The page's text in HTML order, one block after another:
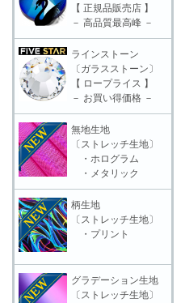
【 正規品販売店 】
－ 高品質最高峰 －
ラインストーン
〔ガラスストーン〕
【 ロープライス 】
－ お買い得価格 －
無地生地
〔ストレッチ生地〕
・ホログラム
・メタリック
柄生地
〔ストレッチ生地〕
・プリント
グラデーション生地
〔ストレッチ生地〕